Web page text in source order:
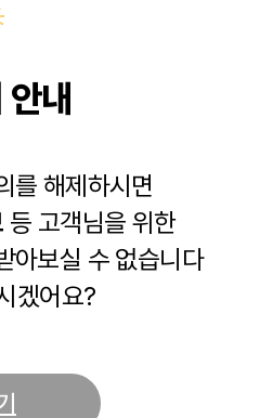
내
를 해제하시면
등 고객님을 위한
아보실 수 없습니다
겠어요?